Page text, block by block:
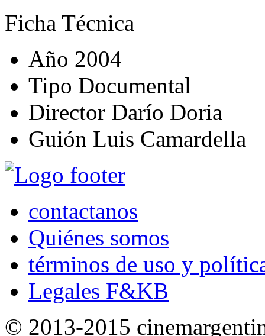
Ficha Técnica
Año 2004
Tipo Documental
Director Darío Doria
Guión Luis Camardella
contactanos
Quiénes somos
términos de uso y
Legales F&KB
© 2013-2015